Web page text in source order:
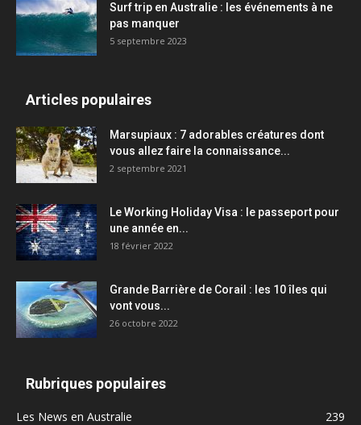
Surf trip en Australie : les événements à ne
pas manquer
5 septembre 2023
Articles populaires
Marsupiaux : 7 adorables créatures dont
vous allez faire la connaissance...
2 septembre 2021
Le Working Holiday Visa : le passeport pour
une année en...
18 février 2022
Grande Barrière de Corail : les 10 îles qui
vont vous...
26 octobre 2022
Rubriques populaires
Les News en Australie
239